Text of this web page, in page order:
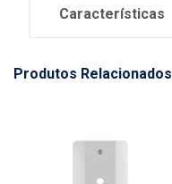
Características
Produtos Relacionados